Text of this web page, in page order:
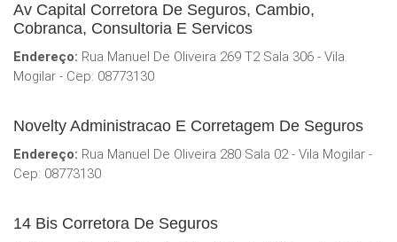
Av Capital Corretora De Seguros, Cambio,
Cobranca, Consultoria E Servicos
Endereço: Rua Manuel De Oliveira 269 T2 Sala 306 - Vila
Mogilar - Cep: 08773130
Novelty Administracao E Corretagem De Seguros
Endereço: Rua Manuel De Oliveira 280 Sala 02 - Vila Mogilar -
Cep: 08773130
14 Bis Corretora De Seguros